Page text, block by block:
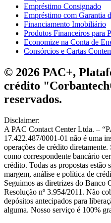
Empréstimo Consignado
Empréstimo com Garantia
Financiamento Imobiliário
Produtos Financeiros para
Economize na Conta de
Consórcios e Cartas
© 2026 PAC+,
crédito
reservados.
Disclaimer:
A PAC Contact Center Ltda. –
17.422.487/0001-01 não é uma
operações de crédito
como correspondente bancário
crédito. Todas as propostas estão
margem, análise e política de
Seguimos as diretrizes do Banco
Resolução nº 3.954/2011. Não
depósitos antecipados para
alguma. Nosso serviço é 100%